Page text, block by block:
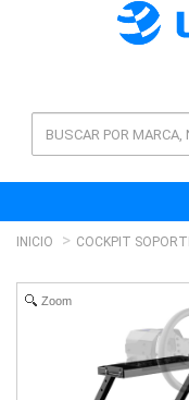
INICIO COCKPIT
Zoom